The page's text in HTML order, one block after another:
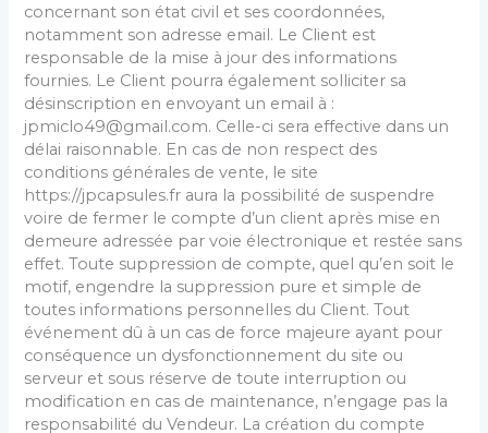
concernant son état civil et ses coordonnées,
notamment son adresse email. Le Client est
responsable de la mise à jour des informations
fournies. Le Client pourra également solliciter sa
désinscription en envoyant un email à :
jpmiclo49@gmail.com. Celle-ci sera effective dans un
délai raisonnable. En cas de non respect des
conditions générales de vente, le site
https://jpcapsules.fr aura la possibilité de suspendre
voire de fermer le compte d’un client après mise en
demeure adressée par voie électronique et restée sans
effet. Toute suppression de compte, quel qu’en soit le
motif, engendre la suppression pure et simple de
toutes informations personnelles du Client. Tout
événement dû à un cas de force majeure ayant pour
conséquence un dysfonctionnement du site ou
serveur et sous réserve de toute interruption ou
modification en cas de maintenance, n’engage pas la
responsabilité du Vendeur. La création du compte